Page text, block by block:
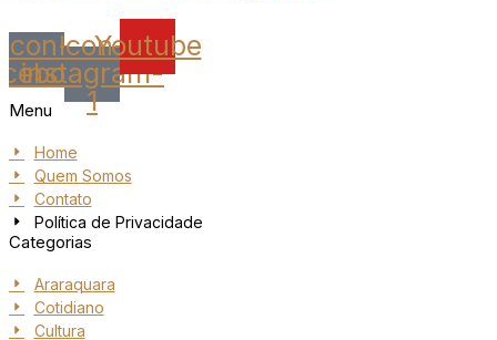
Icon-Icon-
instagram-
1
Youtube
Menu
Home
Quem Somos
Contato
Política de Privacidade
Categorias
Araraquara
Cotidiano
Cultura